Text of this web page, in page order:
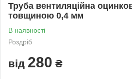
Труба вентиляційна
товщиною 0,4 мм
В наявності
Роздріб
від 280 ₴